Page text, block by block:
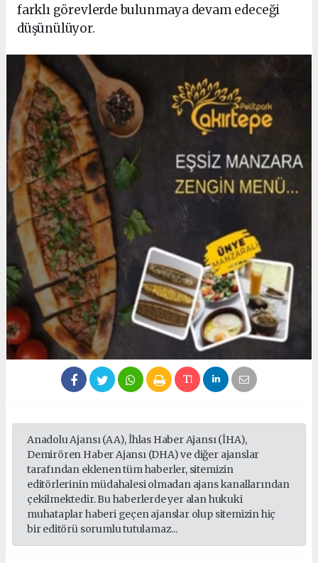
farklı görevlerde bulunmaya devam edeceği
düşünülüyor.
Anadolu Ajansı (AA), İhlas Haber Ajansı (İHA),
Demirören Haber Ajansı (DHA) ve diğer ajanslar
tarafından eklenen tüm haberler, sitemizin
editörlerinin müdahalesi olmadan ajans kanallarından
çekilmektedir. Bu haberlerde yer alan hukuki
muhataplar haberi geçen ajanslar olup sitemizin hiç
bir editörü sorumlu tutulamaz...